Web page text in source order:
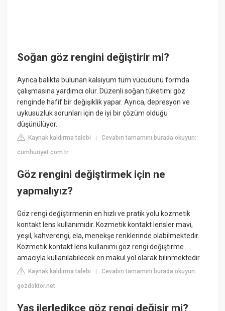
Soğan göz rengini değiştirir mi?
Ayrıca balıkta bulunan kalsiyum tüm vücudunu formda
çalışmasına yardımcı olur. Düzenli soğan tüketimi göz
renginde hafif bir değişiklik yapar. Ayrıca, depresyon ve
uykusuzluk sorunları için de iyi bir çözüm olduğu
düşünülüyor.
Kaynak kaldırma talebi |Cevabın tamamını burada okuyun:
cumhuriyet.com.tr
Göz rengini değiştirmek için ne
yapmalıyız?
Göz rengi değiştirmenin en hızlı ve pratik yolu kozmetik
kontakt lens kullanımıdır. Kozmetik kontakt lensler mavi,
yeşil, kahverengi, ela, menekşe renklerinde olabilmektedir.
Kozmetik kontakt lens kullanımı göz rengi değiştirme
amacıyla kullanılabilecek en makul yol olarak bilinmektedir.
Kaynak kaldırma talebi |Cevabın tamamını burada okuyun:
gozdoktor.net
Yaş ilerledikçe göz rengi değişir mi?